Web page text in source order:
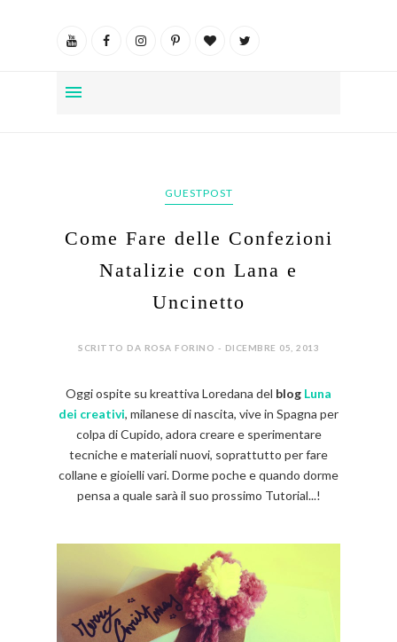
GUESTPOST
Come Fare delle Confezioni
Natalizie con Lana e
Uncinetto
SCRITTO DA ROSA FORINO - DICEMBRE 05, 2013
Oggi ospite su kreattiva Loredana del blog Luna
dei creativi, milanese di nascita, vive in Spagna per
colpa di Cupido, adora creare e sperimentare
tecniche e materiali nuovi, soprattutto per fare
collane e gioielli vari. Dorme poche e quando dorme
pensa a quale sarà il suo prossimo Tutorial...!